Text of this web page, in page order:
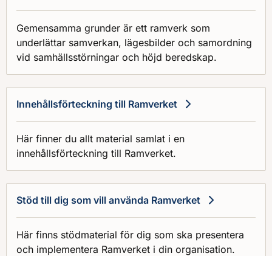
Gemensamma grunder är ett ramverk som
underlättar samverkan, lägesbilder och samordning
vid samhällsstörningar och höjd beredskap.
Innehållsförteckning till Ramverket
Här finner du allt material samlat i en
innehållsförteckning till Ramverket.
Stöd till dig som vill använda Ramverket
Här finns stödmaterial för dig som ska presentera
och implementera Ramverket i din organisation.